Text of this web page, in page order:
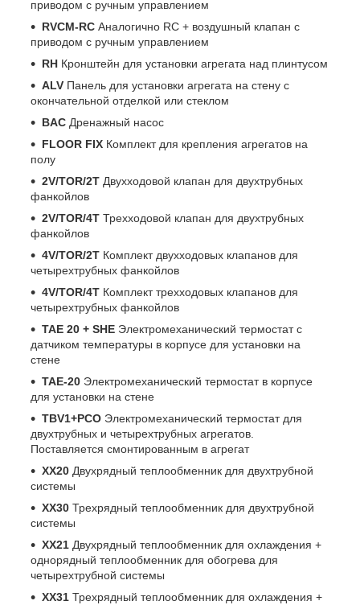
приводом с ручным управлением
RVCM-RC Аналогично RC + воздушный клапан с
приводом с ручным управлением
RH Кронштейн для установки агрегата над плинтусом
ALV Панель для установки агрегата на стену с
окончательной отделкой или стеклом
BAC Дренажный насос
FLOOR FIX Комплект для крепления агрегатов на
полу
2V/TOR/2T Двухходовой клапан для двухтрубных
фанкойлов
2V/TOR/4T Трехходовой клапан для двухтрубных
фанкойлов
4V/TOR/2T Комплект двухходовых клапанов для
четырехтрубных фанкойлов
4V/TOR/4T Комплект трехходовых клапанов для
четырехтрубных фанкойлов
TAE 20 + SHE Электромеханический термостат с
датчиком температуры в корпусе для установки на
стене
TAE-20 Электромеханический термостат в корпусе
для установки на стене
TBV1+PCO Электромеханический термостат для
двухтрубных и четырехтрубных агрегатов.
Поставляется смонтированным в агрегат
XX20 Двухрядный теплообменник для двухтрубной
системы
XX30 Трехрядный теплообменник для двухтрубной
системы
XX21 Двухрядный теплообменник для охлаждения +
однорядный теплообменник для обогрева для
четырехтрубной системы
XX31 Трехрядный теплообменник для охлаждения +